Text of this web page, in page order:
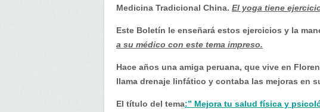
los
en
zonas
Medicina Tradicional China. El yoga tiene
Este Boletín le enseñará estos ejercicios y la
a su médico con este tema impreso.
Hace años una amiga peruana, que vive en
llama drenaje linfático y contaba las mejoras en
El título del tema:” Mejora tu salud física y